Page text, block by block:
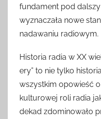
fundament pod
wyznaczała nowe
nadawaniu radiowym.
Historia radia w XX
ery” to nie tylko
wszystkim opowieść
kulturowej roli radia
dekad zdominowało